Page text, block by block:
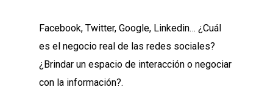
Facebook, Twitter, Google, Linkedin… ¿Cuál
es el negocio real de las redes sociales?
¿Brindar un espacio de interacción o negociar
con la información?.